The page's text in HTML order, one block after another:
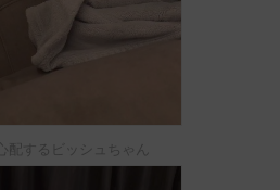
配するビッシュちゃん